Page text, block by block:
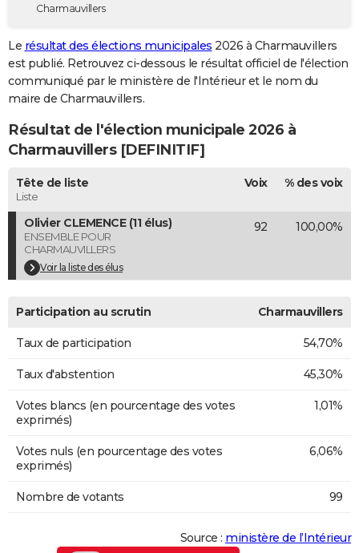
Destinations
City break
Voyage nature
Voyage de noces
Forum
GUIDES D'ACHAT
BONS PLANS
Carte de Noël
Carte Bonne année
Carte Saint-Valentin
Carte Pâques
Carte d'anniversaire
DICTIONNAIRE
Dictionnaire
Biographies
Citations
Expressions
Proverbes
PROGRAMME TV
COPAINS D'AVANT
S'inscrire
Se connecter
Lycées
Collèges
Primaires
Universités
Entreprises
Service militaire
Avis de recherche
AVIS DE DÉCÈS
FORUM
Bricolage
Lifestyle
Culture
Sport
Auto
Television
Voyage
Cinema
Charmauvillers
Le résultat des élections municipales 2026 à Charmauvillers
est publié. Retrouvez ci-dessous le résultat officiel de l'élection
communiqué par le ministère de l'Intérieur et le nom du
maire de Charmauvillers.
Résultat de l'élection municipale 2026 à
Charmauvillers [DEFINITIF]
Tête de liste
Liste
Voix % des voix
Olivier CLEMENCE (11 élus)
ENSEMBLE POUR
CHARMAUVILLERS
Voir la liste des élus
92 100,00%
Participation au scrutin Charmauvillers
Taux de participation 54,70%
Taux d'abstention 45,30%
Votes blancs (en pourcentage des votes
exprimés)
1,01%
Votes nuls (en pourcentage des votes
exprimés)
6,06%
Nombre de votants 99
Source : ministère de l’Intérieur